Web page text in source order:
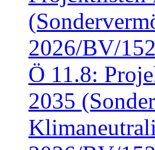
2026/BV/
Ö 11.8:
2035